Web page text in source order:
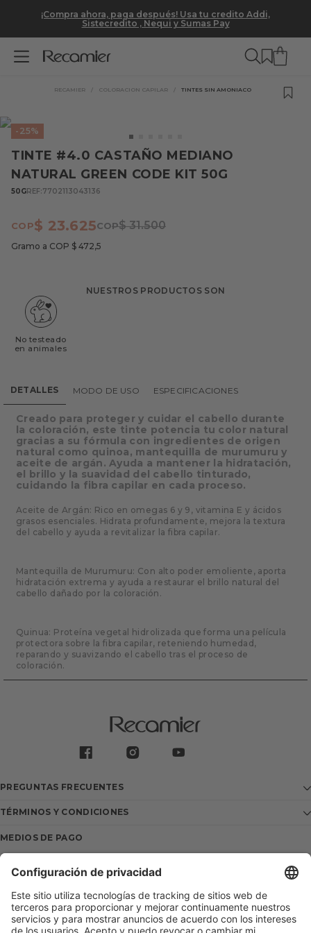
¡Compra ahora, paga después! Usa tu credito Addi,
Sistecredito , Nequi y Sumas Pay
COLORACION CAPILAR TINTES SIN AMONIACO
- 25%
TINTE #4.0 CASTAÑO MEDIANO
NATURAL GREEN CODE KIT 50G
50GREF:7702113043136
$ 23.625 $ 31.500
Gramo a COP $ 472,5
NUESTROS PRODUCTOS SON
No testeado
en animales
DETALLES MODO DE USO ESPECIFICACIONES
Creado para proteger y cuidar el cabello durante
la coloración, este tinte potencia tu color natural
gracias a su fórmula con ingredientes de origen
natural como quinoa, mantequilla de murumuru y
aceite de argán. Ayuda a mantener la hidratación,
el brillo y la suavidad del cabello tinturado,
cuidando la fibra capilar en cada proceso.
Aceite de Argán: Rico en omegas 6 y 9, vitamina E y ácidos
grasos esenciales. Hidrata profundamente, mejora la textura
del cabello y ayuda a revitalizar la fibra capilar.
Mantequilla de Murumuru: Con alto poder emoliente, aporta
hidratación extrema y ayuda a restaurar el brillo natural del
cabello dañado por la coloración.
Quinua: Proteína vegetal hidrolizada que forma una película
protectora sobre la fibra capilar, reteniendo humedad,
reparando y suavizando el cabello tras el proceso de
coloración.
PREGUNTAS FRECUENTES
TÉRMINOS Y CONDICIONES
MEDIOS DE PAGO